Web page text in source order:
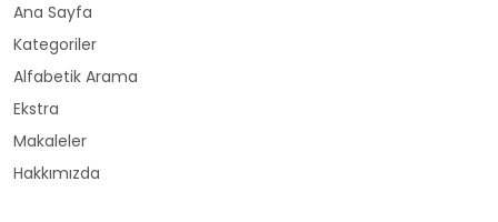
Ana Sayfa
Kategoriler
Alfabetik Arama
Ekstra
Makaleler
Hakkımızda